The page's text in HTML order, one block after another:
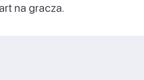
na gracza.